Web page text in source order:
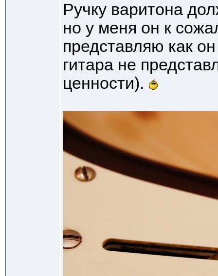
Ручку варитона
но у меня он к
представляю как
гитара не
ценности).